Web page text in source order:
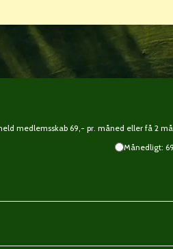
medlemsskab 69,- pr. måned eller få 2
Månedligt: